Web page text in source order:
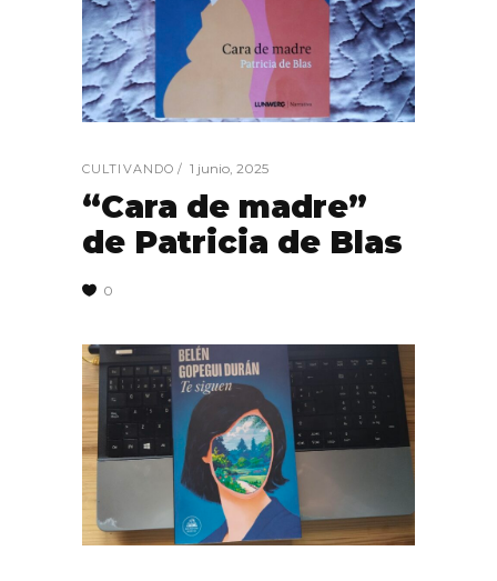
CULTIVANDO 1 junio, 2025
“Cara de madre”
de Patricia de Blas
0